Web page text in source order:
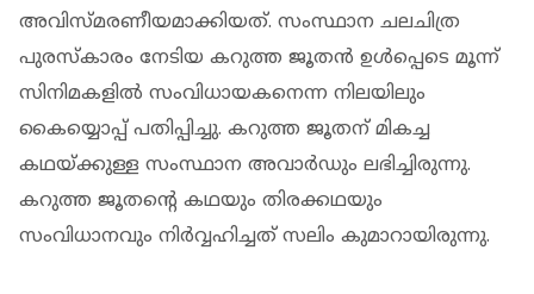
അവിസ്മരണീയമാക്കിയത്. സംസ്ഥാന ചലചിത്ര
പുരസ്‌കാരം നേടിയ കറുത്ത ജൂതന്‍ ഉള്‍പ്പെടെ മൂന്ന്
സിനിമകളില്‍ സംവിധായകനെന്ന നിലയിലും
കൈയ്യൊപ്പ് പതിപ്പിച്ചു. കറുത്ത ജൂതന് മികച്ച
കഥയ്ക്കുള്ള സംസ്ഥാന അവാര്‍ഡും ലഭിച്ചിരുന്നു.
കറുത്ത ജൂതന്റെ കഥയും തിരക്കഥയും
സംവിധാനവും നിര്‍വ്വഹിച്ചത് സലിം കുമാറായിരുന്നു.